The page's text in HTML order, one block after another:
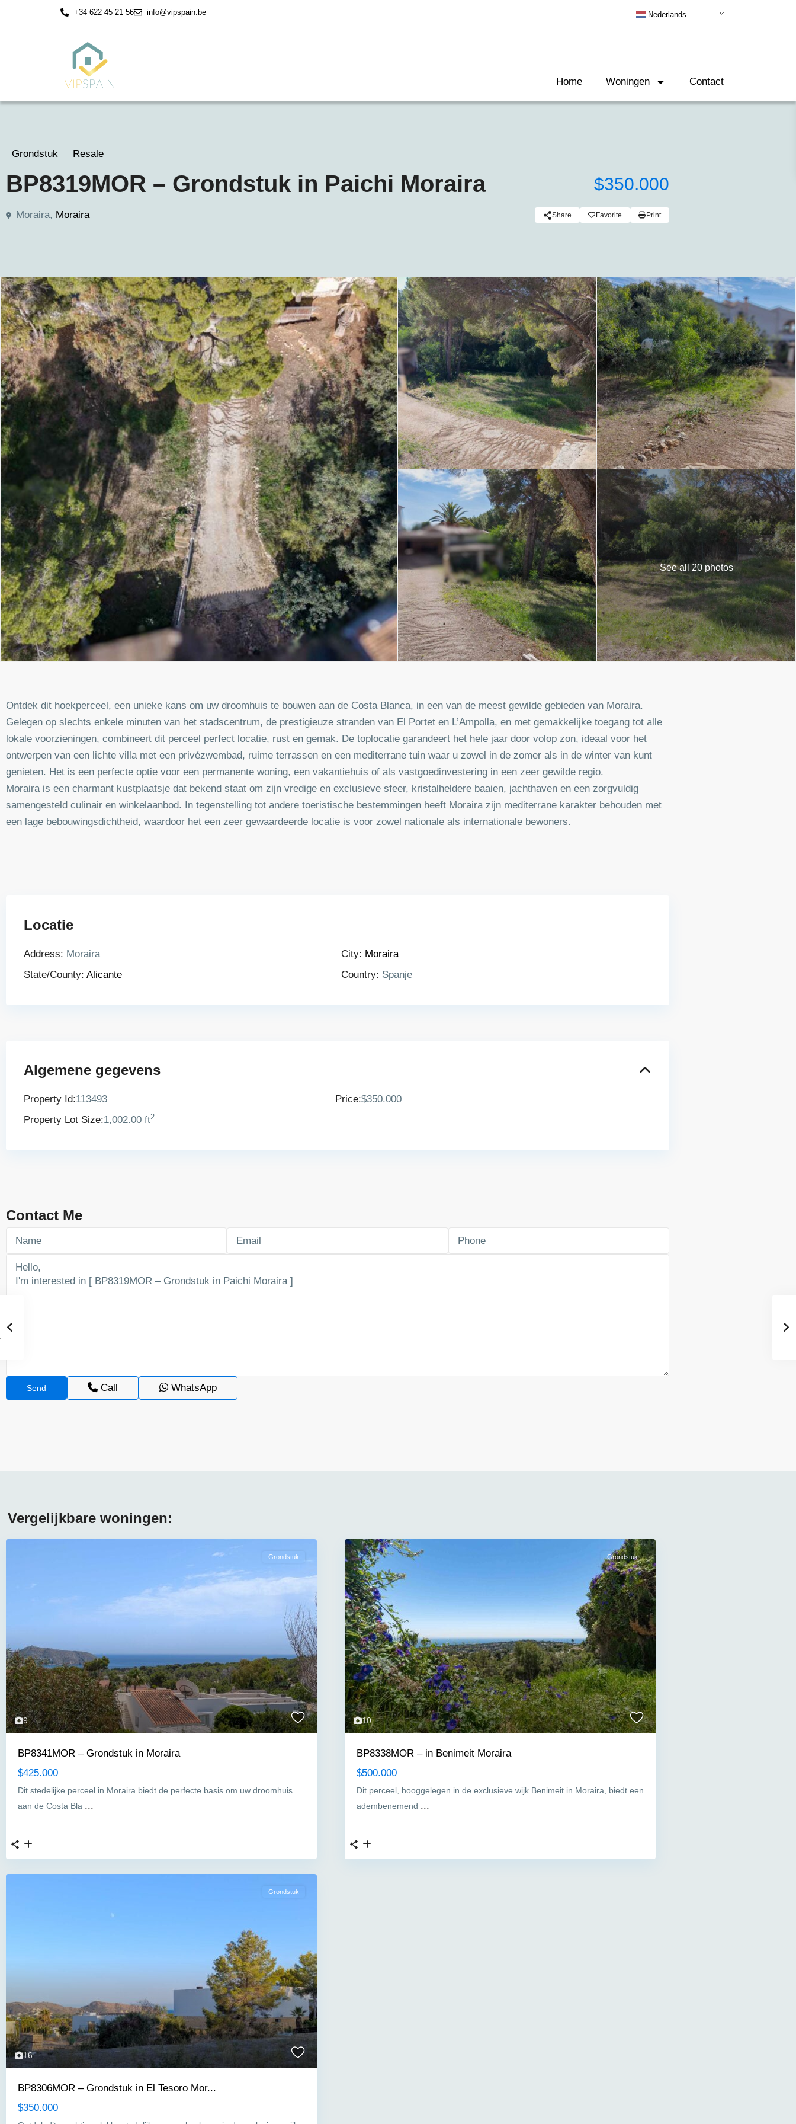
+34 622 45 21 56 info@vipspain.be Nederlands
Home Woningen Contact
Grondstuk Resale
BP8319MOR – Grondstuk in Paichi Moraira $350.000
Moraira, Moraira Share Favorite Print
See all 20 photos
Ontdek dit hoekperceel, een unieke kans om uw droomhuis te bouwen aan de Costa Blanca, in een van de meest gewilde gebieden van Moraira.
Gelegen op slechts enkele minuten van het stadscentrum, de prestigieuze stranden van El Portet en L’Ampolla, en met gemakkelijke toegang tot alle
lokale voorzieningen, combineert dit perceel perfect locatie, rust en gemak. De toplocatie garandeert het hele jaar door volop zon, ideaal voor het
ontwerpen van een lichte villa met een privézwembad, ruime terrassen en een mediterrane tuin waar u zowel in de zomer als in de winter van kunt
genieten. Het is een perfecte optie voor een permanente woning, een vakantiehuis of als vastgoedinvestering in een zeer gewilde regio.
Moraira is een charmant kustplaatsje dat bekend staat om zijn vredige en exclusieve sfeer, kristalheldere baaien, jachthaven en een zorgvuldig
samengesteld culinair en winkelaanbod. In tegenstelling tot andere toeristische bestemmingen heeft Moraira zijn mediterrane karakter behouden met
een lage bebouwingsdichtheid, waardoor het een zeer gewaardeerde locatie is voor zowel nationale als internationale bewoners.
Locatie
Address: Moraira City: Moraira
State/County: Alicante Country: Spanje
Algemene gegevens
Property Id:113493 Price:$350.000
Property Lot Size:1,002.00 ft2
Contact Me
Call WhatsApp
Vergelijkbare woningen:
9
Grondstuk
BP8341MOR – Grondstuk in Moraira
$425.000
Dit stedelijke perceel in Moraira biedt de perfecte basis om uw droomhuis
aan de Costa Bla ...
10
Grondstuk
BP8338MOR – in Benimeit Moraira
$500.000
Dit perceel, hooggelegen in de exclusieve wijk Benimeit in Moraira, biedt een
adembenemend ...
16
Grondstuk
BP8306MOR – Grondstuk in El Tesoro Mor...
$350.000